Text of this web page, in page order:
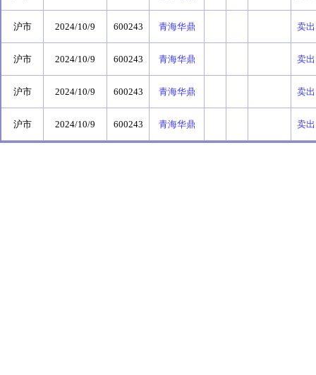
沪市 2024/10/9 600243 青海华鼎 卖出
沪市 2024/10/9 600243 青海华鼎 卖出
沪市 2024/10/9 600243 青海华鼎 卖出
沪市 2024/10/9 600243 青海华鼎 卖出